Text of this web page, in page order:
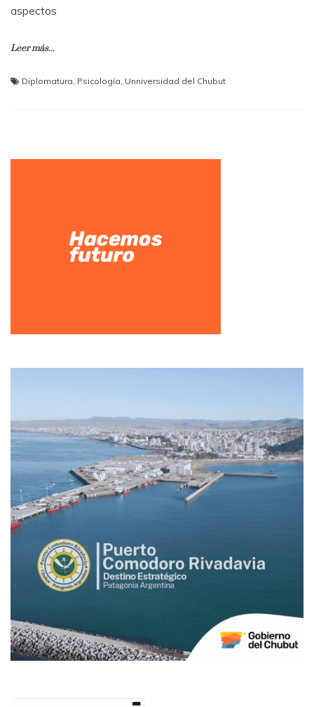
aspectos
Leer más...
Diplomatura, Psicología, Unniversidad del Chubut